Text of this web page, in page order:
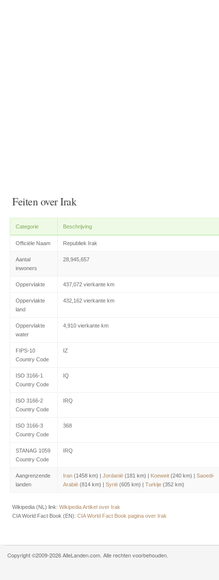
Feiten over Irak
Categorie Beschrijving
Officiële Naam Republiek Irak
Aantal
inwoners
28,945,657
Oppervlakte 437,072 vierkante km
Oppervlakte
land
432,162 vierkante km
Oppervlakte
water
4,910 vierkante km
FIPS-10
Country Code
IZ
ISO 3166-1
Country Code
IQ
ISO 3166-2
Country Code
IRQ
ISO 3166-3
Country Code
368
STANAG 1059
Country Code
IRQ
Aangrenzende
landen
Iran (1458 km) | Jordanië (181 km) | Koeweit (240 km) | Saoedi-
Arabië (814 km) | Syrië (605 km) | Turkije (352 km)
Wikipedia (NL) link: Wikipedia Artikel over Irak
CIA World Fact Book (EN): CIA World Fact Book pagina over Irak
Copyright ©2009-2026 AlleLanden.com. Alle rechten voorbehouden.